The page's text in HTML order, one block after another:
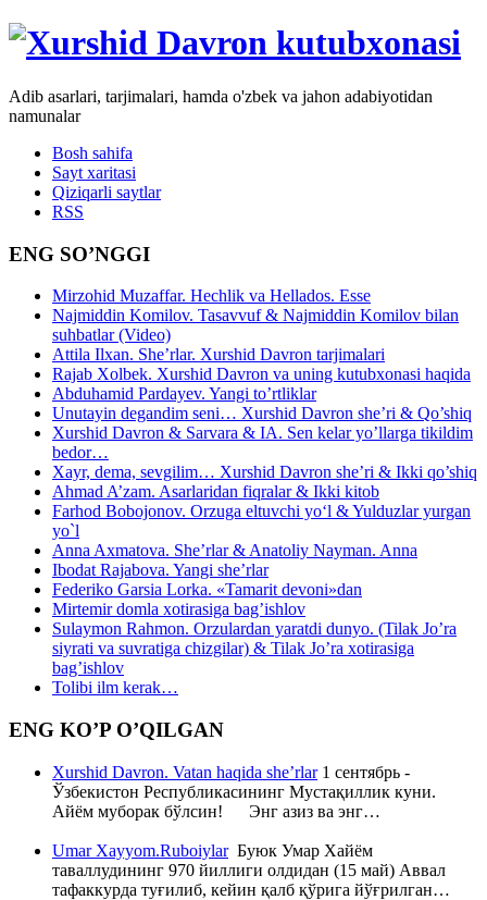
Adib asarlari, tarjimalari, hamda o'zbek va jahon adabiyotidan
namunalar
Bosh sahifa
Sayt xaritasi
Qiziqarli saytlar
RSS
ENG SO’NGGI
Mirzohid Muzaffar. Hechlik va Hellados. Esse
Najmiddin Komilov. Tasavvuf & Najmiddin Komilov bilan
suhbatlar (Video)
Attila Ilxan. She’rlar. Xurshid Davron tarjimalari
Rajab Xolbek. Xurshid Davron va uning kutubxonasi haqida
Abduhamid Pardayev. Yangi to’rtliklar
Unutayin degandim seni… Xurshid Davron she’ri & Qo’shiq
Xurshid Davron & Sarvara & IA. Sen kelar yo’llarga tikildim
bedor…
Xayr, dema, sevgilim… Xurshid Davron she’ri & Ikki qo’shiq
Ahmad A’zam. Asarlaridan fiqralar & Ikki kitob
Farhod Bobojonov. Orzuga eltuvchi yo‘l & Yulduzlar yurgan
yo`l
Anna Axmatova. She’rlar & Anatoliy Nayman. Anna
Ibodat Rajabova. Yangi she’rlar
Federiko Garsia Lorka. «Tamarit devoni»dan
Mirtemir domla xotirasiga bag’ishlov
Sulaymon Rahmon. Orzulardan yaratdi dunyo. (Tilak Jo’ra
siyrati va suvratiga chizgilar) & Tilak Jo’ra xotirasiga
bag’ishlov
Tolibi ilm kerak…
ENG KO’P O’QILGAN
Xurshid Davron. Vatan haqida she’rlar1 сентябрь -
Ўзбекистон Республикасининг Мустақиллик куни.
Айём муборак бўлсин! Энг азиз ва энг…
Umar Xayyom.RuboiylarБуюк Умар Хайём
таваллудининг 970 йиллиги олдидан (15 май) Аввал
тафаккурда туғилиб, кейин қалб қўрига йўғрилган…